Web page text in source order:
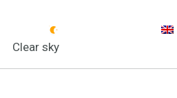
Clear sky